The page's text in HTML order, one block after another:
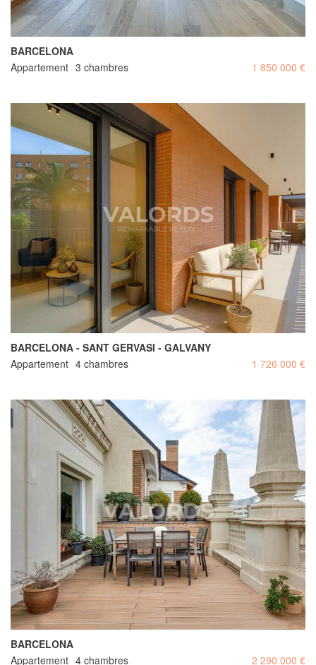
BARCELONA
Appartement 3 chambres 1 850 000 €
BARCELONA - SANT GERVASI - GALVANY
Appartement 4 chambres 1 726 000 €
BARCELONA
Appartement 4 chambres 2 290 000 €